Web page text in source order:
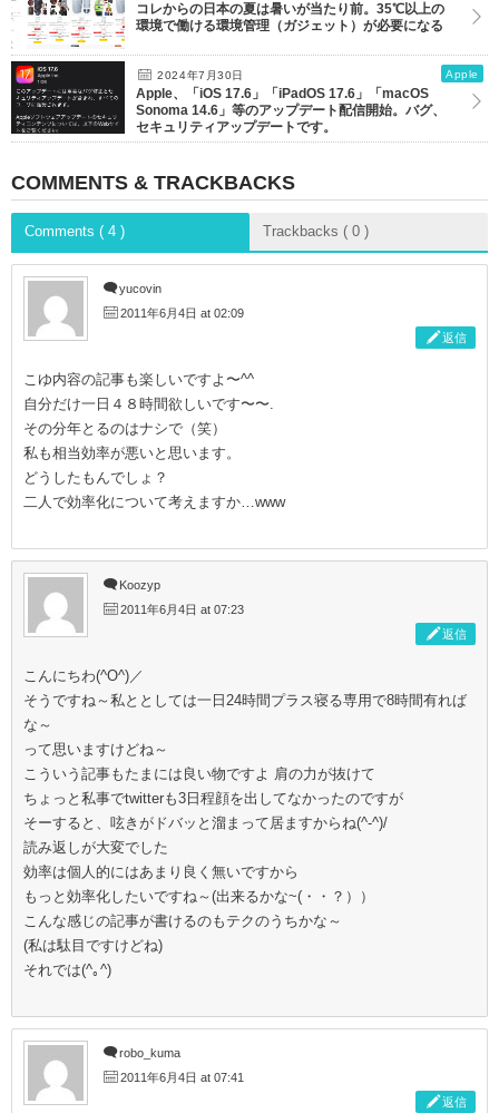
コレからの日本の夏は暑いが当たり前。35℃以上の
環境で働ける環境管理（ガジェット）が必要になる
2024年7月30日 Apple
Apple、「iOS 17.6」「iPadOS 17.6」「macOS
Sonoma 14.6」等のアップデート配信開始。バグ、
セキュリティアップデートです。
COMMENTS & TRACKBACKS
Comments ( 4 ) Trackbacks ( 0 )
yucovin
2011年6月4日 at 02:09
返信
こゆ内容の記事も楽しいですよ〜^^
自分だけ一日４８時間欲しいです〜〜.
その分年とるのはナシで（笑）
私も相当効率が悪いと思います。
どうしたもんでしょ？
二人で効率化について考えますか…www
Koozyp
2011年6月4日 at 07:23
返信
こんにちわ(^O^)／
そうですね～私ととしては一日24時間プラス寝る専用で8時間有れば
な～
って思いますけどね～
こういう記事もたまには良い物ですよ 肩の力が抜けて
ちょっと私事でtwitterも3日程顔を出してなかったのですが
そーすると、呟きがドバッと溜まって居ますからね(^-^)/
読み返しが大変でした
効率は個人的にはあまり良く無いですから
もっと効率化したいですね～(出来るかな~(・・？））
こんな感じの記事が書けるのもテクのうちかな～
(私は駄目ですけどね)
それでは(^｡^)
robo_kuma
2011年6月4日 at 07:41
返信